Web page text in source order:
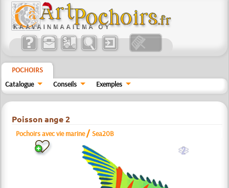
POCHOIRS
Catalogue
Conseils Exemples
Poisson ange 2
Pochoirs avec vie marine /Sea20B
b